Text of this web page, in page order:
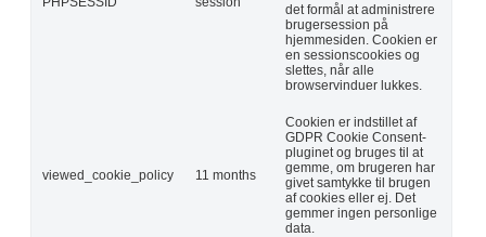
det formål at administrere
brugersession på
hjemmesiden. Cookien er
en sessionscookies og
slettes, når alle
browservinduer lukkes.
viewed_cookie_policy 11 months
Cookien er indstillet af
GDPR Cookie Consent-
pluginet og bruges til at
gemme, om brugeren har
givet samtykke til brugen
af cookies eller ej. Det
gemmer ingen personlige
data.